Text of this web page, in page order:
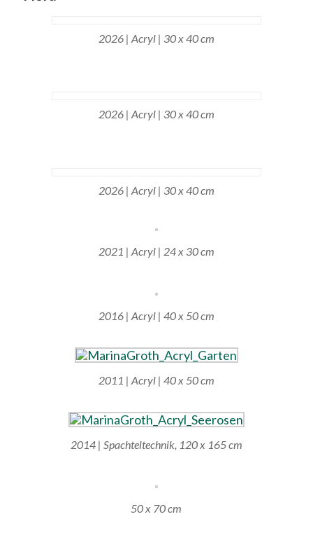
2026 | Acryl | 30 x 40 cm
2026 | Acryl | 30 x 40 cm
2026 | Acryl | 30 x 40 cm
2021 | Acryl | 24 x 30 cm
2016 | Acryl | 40 x 50 cm
2011 | Acryl | 40 x 50 cm
2014 | Spachteltechnik, 120 x 165 cm
50 x 70 cm